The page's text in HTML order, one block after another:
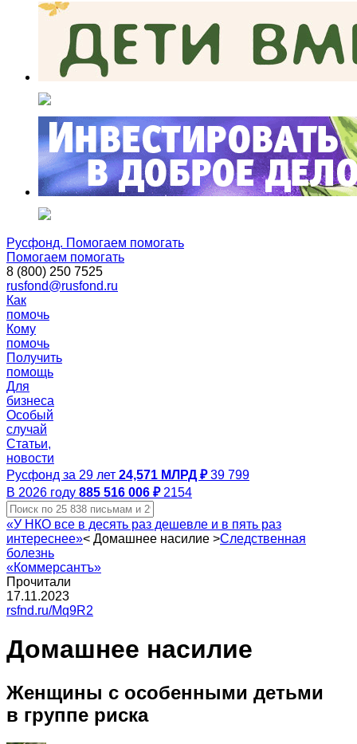
Русфонд. Помогаем помогать
Помогаем помогать
8 (800) 250 7525
rusfond@rusfond.ru
Как
помочь
Кому
помочь
Получить
помощь
Для
бизнеса
Особый
случай
Статьи,
новости
Русфонд за 29 лет 24,571 МЛРД ₽ 39 799
В 2026 году 885 516 006 ₽ 2154
«У НКО все в десять раз дешевле и в пять раз
интереснее»< Домашнее насилие >Следственная
болезнь
«Коммерсантъ»
Прочитали
17.11.2023
rsfnd.ru/Mq9R2
Домашнее насилие
Женщины с особенными детьми
в группе риска